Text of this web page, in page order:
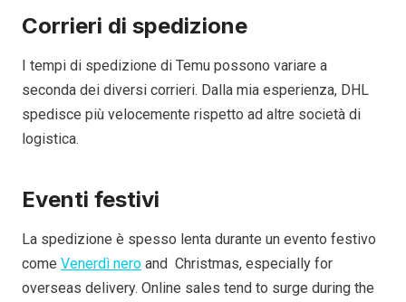
Corrieri di spedizione
I tempi di spedizione di Temu possono variare a
seconda dei diversi corrieri. Dalla mia esperienza, DHL
spedisce più velocemente rispetto ad altre società di
logistica.
Eventi festivi
La spedizione è spesso lenta durante un evento festivo
come Venerdì nero and Christmas, especially for
overseas delivery. Online sales tend to surge during the